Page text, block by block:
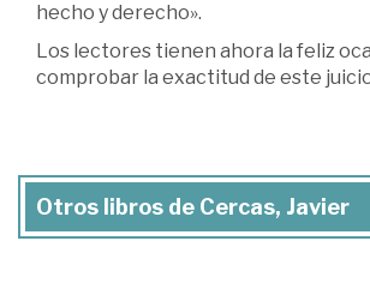
hecho y derecho».
Los lectores tienen ahora la feliz
comprobar la exactitud de este
Otros libros de Cercas, Javier